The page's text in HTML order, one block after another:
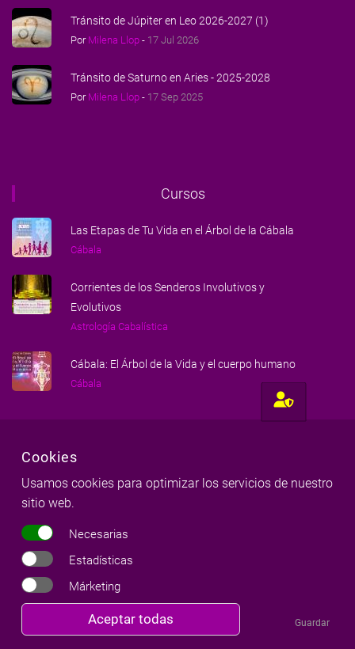
Tránsito de Júpiter en Leo 2026-2027 (1)
Por Milena Llop - 17 Jul 2026
Tránsito de Saturno en Aries - 2025-2028
Por Milena Llop - 17 Sep 2025
Cursos
Las Etapas de Tu Vida en el Árbol de la Cábala
Cábala
Corrientes de los Senderos Involutivos y
Evolutivos
Astrología Cabalística
Cábala: El Árbol de la Vida y el cuerpo humano
Cábala
Hecho con amor para gente amorosa
Milena Llop & Red Milenaria
Copyright ©
| Política de cookies Política de privacidad |
Cookies
Usamos cookies para optimizar los servicios de nuestro
sitio web.
Necesarias
Estadísticas
Márketing
Aceptar todas Guardar